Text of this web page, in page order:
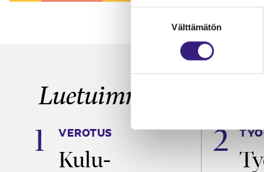
Välttämätön
Luetuimmat
VEROTUS
Kulu­